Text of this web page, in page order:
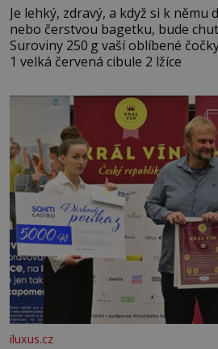
Je lehký, zdravý, a když si k němu
nebo čerstvou bagetku, bude
Suroviny 250 g vaší oblíbené čočky 150 g cherry rajčátek
1 velká červená cibule 2 lžíce
iluxus.cz